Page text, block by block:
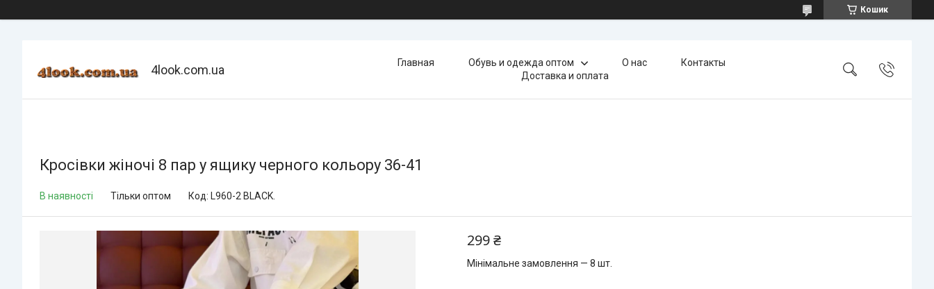
Кошик
4look.com.ua Главная Обувь и одежда оптом О нас
Контакты
Доставка и оплата
Кросівки жіночі 8 пар у ящику черного кольору 36-41
В наявності Тільки оптом Код: L960-2 BLACK.
299 ₴
Мінімальне замовлення — 8 шт.